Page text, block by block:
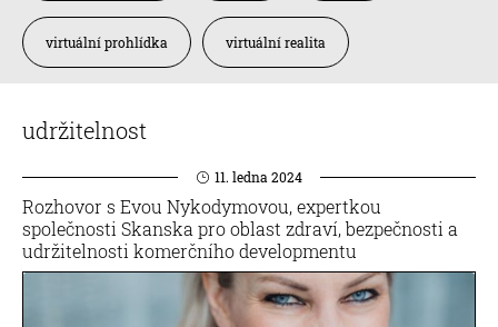
virtuální prohlídka virtuální realita
udržitelnost
11. ledna 2024
Rozhovor s Evou Nykodymovou, expertkou
společnosti Skanska pro oblast zdraví, bezpečnosti a
udržitelnosti komerčního developmentu